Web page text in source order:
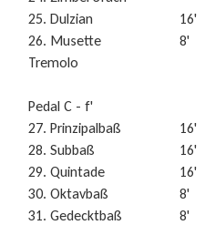
25. Dulzian
26. Musette
Tremolo
Pedal C - f'
27. Prinzipalbaß
28. Subbaß
29. Quintade
30. Oktavbaß
31. Gedecktbaß
16'
8'
16'
16'
16'
8'
8'